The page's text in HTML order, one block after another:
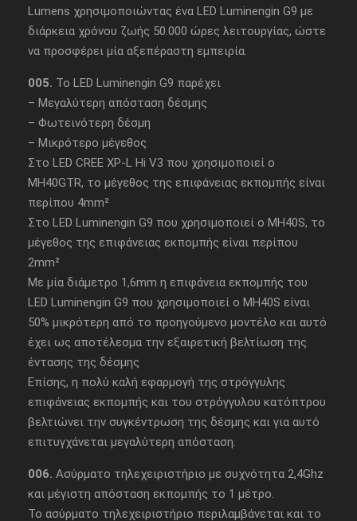
Lumens χρησιμοποιώντας ένα LED Luminengin G9 με
διάρκεια χρόνου ζωής 50.000 ώρες λειτουργίας, ώστε
να προσφέρει μία αξεπέραστη εμπειρία.
005. Το LED Luminengin G9 παρέχει
– Μεγαλύτερη απόσταση δέσμης
– Φωτεινότερη δέσμη
– Μικρότερο μέγεθος
Στο LED CREE XP-L Hi V3 που χρησιμοποιεί ο
MH40GTR, το μέγεθος της επιφάνειας εκπομπής είναι
περίπου 4mm²
Στο LED Luminengin G9 που χρησιμοποιεί ο MH40S, το
μέγεθος της επιφάνειας εκπομπής είναι περίπου
2mm²
Με μία διάμετρο 1,6mm η επιφάνεια εκπομπής του
LED Luminengin G9 που χρησιμοποιεί ο MH40S είναι
50% μικρότερη από το προηγούμενο μοντέλο και αυτό
έχει ως αποτέλεσμα την εξαιρετική βελτίωση της
έντασης της δέσμης
Επίσης, η πολύ καλή εφαρμογή της στρόγγυλης
επιφάνειας εκπομπής και του στρόγγυλου κατόπτρου
βελτιώνει την συγκέντρωση της δέσμης και για αυτό
επιτυγχάνεται μεγαλύτερη απόσταση.
006. Ασύρματο τηλεχειριστήριο με συχνότητα 2,4Ghz
και μέγιστη απόσταση εκπομπής το 1 μέτρο.
Το ασύρματο τηλεχειριστήριο περιλαμβάνεται και το